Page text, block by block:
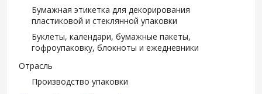
Бумажная этикетка для декорирования
пластиковой и стеклянной упаковки
Буклеты, календари, бумажные пакеты,
гофроупаковку, блокноты и ежедневники
Отрасль
Производство упаковки